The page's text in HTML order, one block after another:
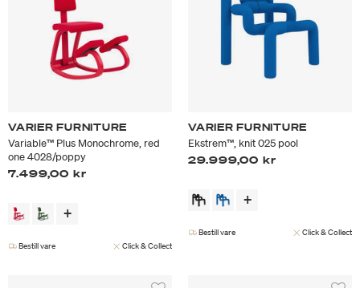
VARIER FURNITURE
Variable™ Plus Monochrome, red
one 4028/poppy
7.499,00 kr
Bestill vare Click & Collect
VARIER FURNITURE
Ekstrem™, knit 025 pool
29.999,00 kr
Bestill vare Click & Collect